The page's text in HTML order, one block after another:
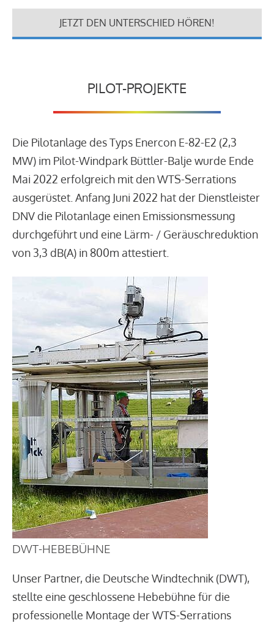
JETZT DEN UNTERSCHIED HÖREN!
PILOT-PROJEKTE
Die Pilotanlage des Typs Enercon E-82-E2 (2,3
MW) im Pilot-Windpark Büttler-Balje wurde Ende
Mai 2022 erfolgreich mit den WTS-Serrations
ausgerüstet. Anfang Juni 2022 hat der Dienstleister
DNV die Pilotanlage einen Emissionsmessung
durchgeführt und eine Lärm- / Geräuschreduktion
von 3,3 dB(A) in 800m attestiert.
DWT-HEBEBÜHNE
Unser Partner, die Deutsche Windtechnik (DWT),
stellte eine geschlossene Hebebühne für die
professionelle Montage der WTS-Serrations